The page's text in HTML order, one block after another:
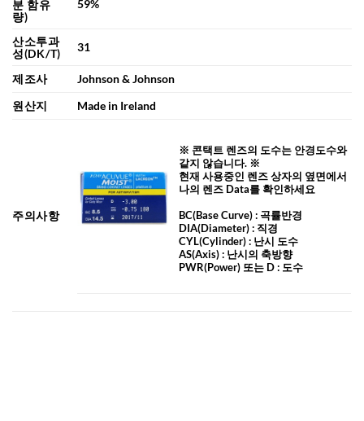
분 함유
량)
59%
산소투과
성(DK/T)
31
제조사
Johnson & Johnson
원산지
Made in Ireland
주의사항
※ 콘택트 렌즈의 도수는 안경도수와
같지 않습니다. ※
현재 사용중인 렌즈 상자의 옆면에서
나의 렌즈 Data를 확인하세요
BC(Base Curve): 곡률반경
DIA(Diameter) : 직경
CYL(Cylinder): 난시 도수
AS(Axis): 난시의 축방향
PWR(Power) 또는 D : 도수